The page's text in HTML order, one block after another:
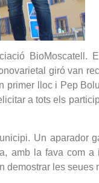
BioMoscatell.
giró van
lloc i Pep
a tots els
Un aparador
amb la fava com
demostrar les seues